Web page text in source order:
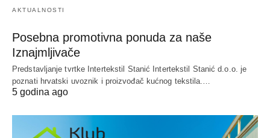
AKTUALNOSTI
Posebna promotivna ponuda za naše
Iznajmljivače
Predstavljanje tvrtke Intertekstil Stanić Intertekstil Stanić d.o.o. je
poznati hrvatski uvoznik i proizvođač kućnog tekstila.…
5 godina ago